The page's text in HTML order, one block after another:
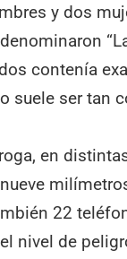
y dos
contenía
suele ser tan
en
22
nivel de